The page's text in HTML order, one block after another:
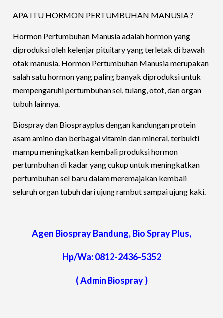
APA ITU HORMON PERTUMBUHAN MANUSIA ?
Hormon Pertumbuhan Manusia adalah hormon yang
diproduksi oleh kelenjar pituitary yang terletak di bawah
otak manusia. Hormon Pertumbuhan Manusia merupakan
salah satu hormon yang paling banyak diproduksi untuk
mempengaruhi pertumbuhan sel, tulang, otot, dan organ
tubuh lainnya.
Biospray dan Biosprayplus dengan kandungan protein
asam amino dan berbagai vitamin dan mineral, terbukti
mampu meningkatkan kembali produksi hormon
pertumbuhan di kadar yang cukup untuk meningkatkan
pertumbuhan sel baru dalam meremajakan kembali
seluruh organ tubuh dari ujung rambut sampai ujung kaki.
Agen BiosprayBandung, Bio Spray Plus,
Hp/Wa: 0812-2436-5352
( Admin Biospray )